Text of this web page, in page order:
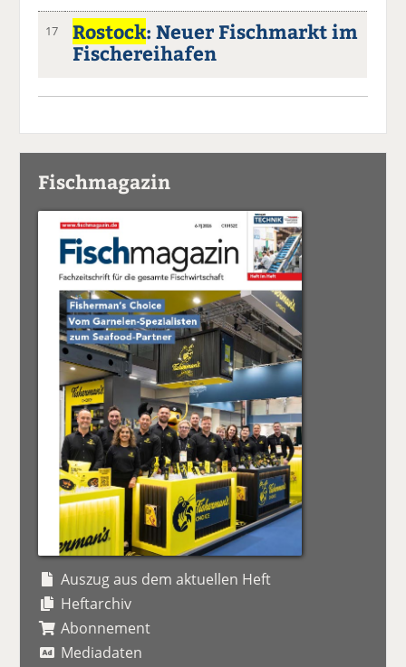
17 Rostock: Neuer Fischmarkt im
Fischereihafen
Fischmagazin
Auszug aus dem aktuellen Heft
Heftarchiv
Abonnement
Mediadaten